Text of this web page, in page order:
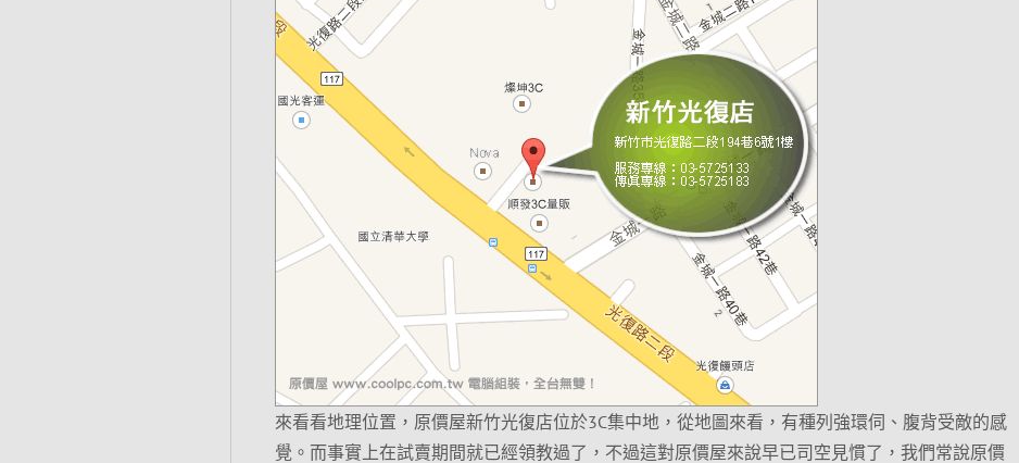
來看看地理位置，原價屋新竹光復店位於3C集中地，從地圖來看，有種列強環伺、腹背受敵的感
覺。而事實上在試賣期間就已經領教過了，不過這對原價屋來說早已司空見慣了，我們常說原價